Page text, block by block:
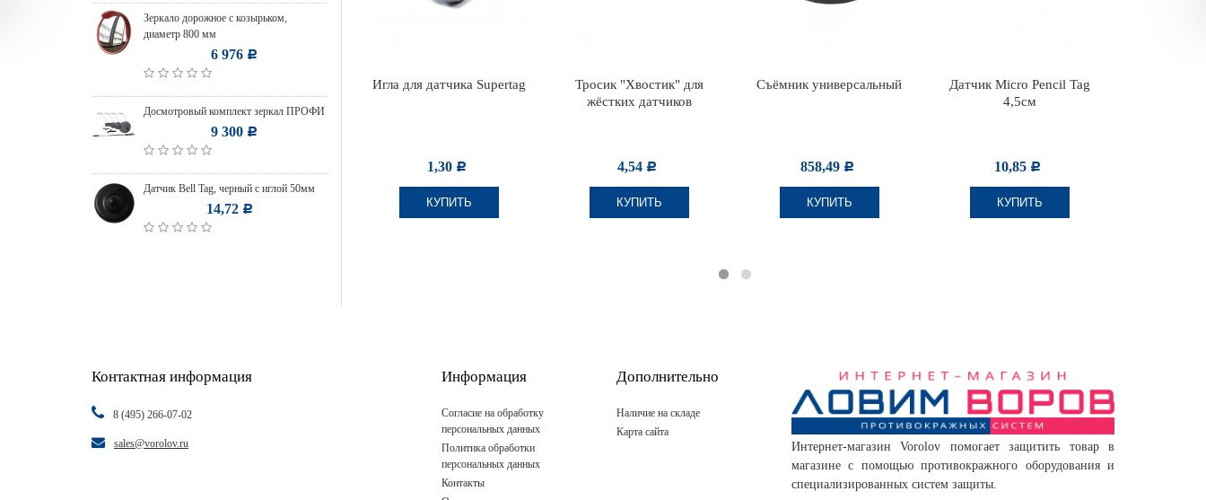
Зеркало дорожное с козырьком,
диаметр 800 мм
6 976 Р
Досмотровый комплект зеркал ПРОФИ
9 300 Р
Датчик Bell Tag, черный с иглой 50мм
14,72 Р
Игла для датчика Supertag
1,30 Р
КУПИТЬ
Тросик "Хвостик" для
жёстких датчиков
4,54 Р
КУПИТЬ
Съёмник универсальный
858,49 Р
КУПИТЬ
Датчик Micro Pencil Tag
4,5см
10,85 Р
КУПИТЬ
Контактная информация
8 (495) 266-07-02
sales@vorolov.ru
Информация
Согласие на обработку
персональных данных
Политика обработки
персональных данных
Контакты
Дополнительно
Наличие на складе
Карта сайта
Интернет-магазин Vorolov помогает защитить товар в
магазине с помощью противокражного оборудования и
специализированных систем защиты.